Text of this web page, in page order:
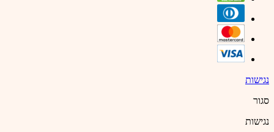
נגישות
סגור
נגישות